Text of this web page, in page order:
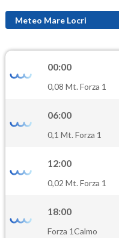
Meteo Mare Locri
00:00
0,08 Mt. Forza 1
06:00
0,1 Mt. Forza 1
12:00
0,02 Mt. Forza 1
18:00
Forza 1Calmo